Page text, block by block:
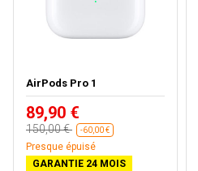
AirPods Pro 1
89,90 €
150,00 € -60,00 €
Presque épuisé
GARANTIE 24 MOIS